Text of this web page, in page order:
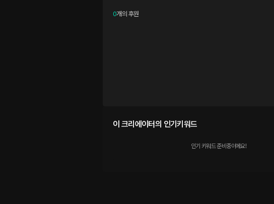
이 크리에이터의 인기키워드
인기 키워드 준비중이에요!
0개의 후원